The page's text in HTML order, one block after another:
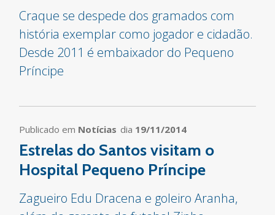
Craque se despede dos gramados com
história exemplar como jogador e cidadão.
Desde 2011 é embaixador do Pequeno
Príncipe
Publicado em Notícias dia 19/11/2014
Estrelas do Santos visitam o
Hospital Pequeno Príncipe
Zagueiro Edu Dracena e goleiro Aranha,